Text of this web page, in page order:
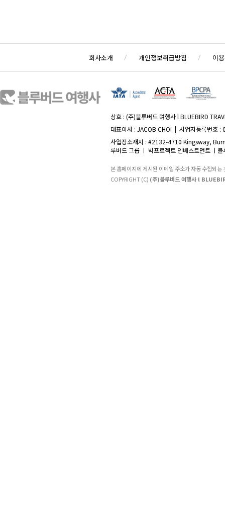
회사소개 개인정보취급방침 이
상호 : (주)블루버드 여행사 l BLUEBIRD
대표이사 : JACOB CHOI | 사업자등록번
사업장소재지 : #2132-4710 Kingsway,
루버드 그룹 ㅣ 빅프로젝트 인베스트먼트 ㅣ블
본 홈페이지에 게시된 이메일 주소가 자동 수집되
COPYRIGHT (C) (주)블루버드 여행사 l